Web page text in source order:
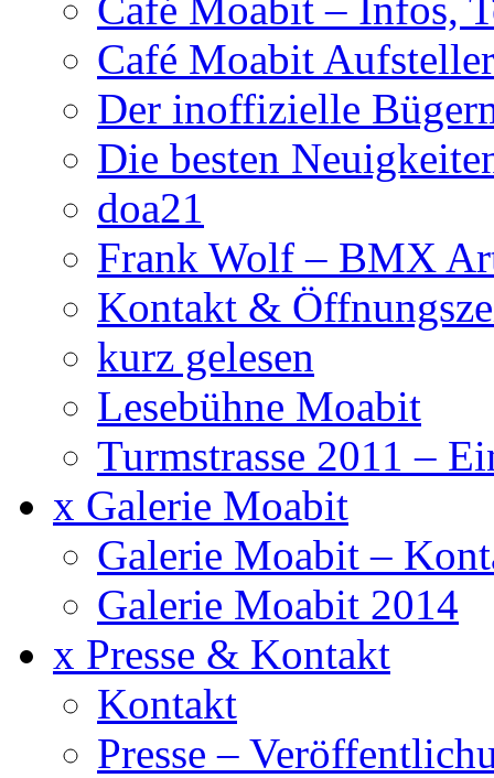
Café Moabit Aufsteller
Der inoffizielle
Die besten
doa21
Frank Wolf – BMX
Kontakt &
kurz gelesen
Lesebühne Moabit
Turmstrasse 2011 –
x Galerie Moabit
Galerie Moabit –
Galerie Moabit 2014
x Presse & Kontakt
Kontakt
Presse –